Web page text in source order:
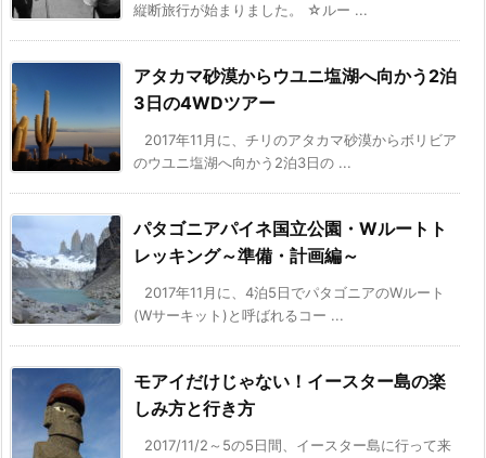
縦断旅行が始まりました。 ☆ルー ...
アタカマ砂漠からウユニ塩湖へ向かう2泊
3日の4WDツアー
2017年11月に、チリのアタカマ砂漠からボリビア
のウユニ塩湖へ向かう2泊3日の ...
パタゴニアパイネ国立公園・Wルートト
レッキング～準備・計画編～
2017年11月に、4泊5日でパタゴニアのWルート
(Wサーキット)と呼ばれるコー ...
モアイだけじゃない！イースター島の楽
しみ方と行き方
2017/11/2～5の5日間、イースター島に行って来